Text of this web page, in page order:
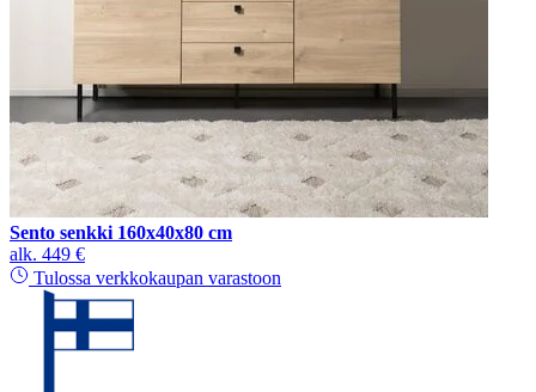
Sento senkki 160x40x80 cm
alk. 449 €
Tulossa verkkokaupan varastoon